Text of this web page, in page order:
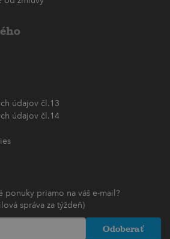
údajov čl.13
údajov čl.14
ponuky priamo na váš e-mail?
správa za týždeň)
Odoberať